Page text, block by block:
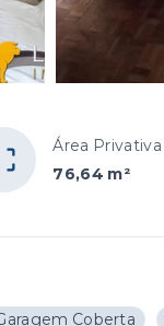
Área Privativa
76,64 m²
Coberta